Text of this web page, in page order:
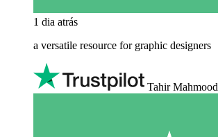
1 dia atrás
a versatile resource for graphic designers
Tahir Mahmood